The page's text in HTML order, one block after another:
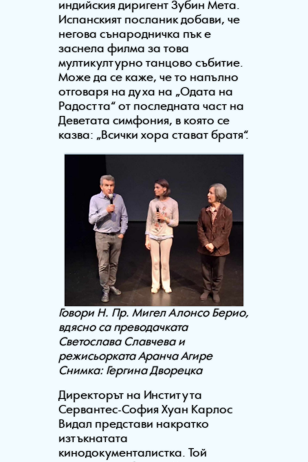
индийския диригент Зубин Мета.
Испанският посланик добави, че
негова сънародничка пък е
заснела филма за това
мултикултурно танцово събитие.
Може да се каже, че то напълно
отговаря на духа на „Одата на
Радостта“ от последната част на
Деветата симфония, в която се
казва: „Всички хора стават братя“.
Говори Н. Пр. Мигел Алонсо Берио,
вдясно са преводачката
Светослава Славчева и
режисьорката Аранча Агире
Снимка: Гергина Дворецка
Директорът на Института
Сервантес-София Хуан Карлос
Видал представи накратко
изтъкнатата
кинодокументалистка. Той